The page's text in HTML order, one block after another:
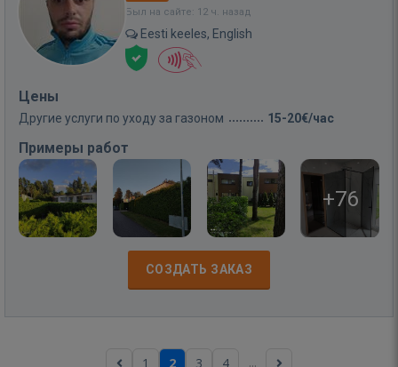
Был на сайте: 12 ч. назад
Eesti keeles, English
Цены
Другие услуги по уходу за газоном 15-20€/час
Примеры работ
+76
СОЗДАТЬ ЗАКАЗ
1 2 3 4 ...